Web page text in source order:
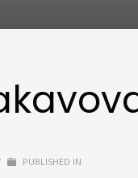
PUBLISHED IN